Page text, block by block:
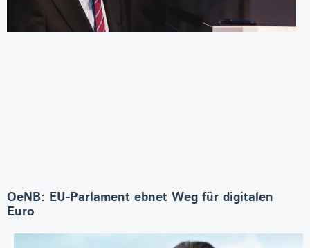
OeNB: EU-Parlament ebnet Weg für digitalen
Euro